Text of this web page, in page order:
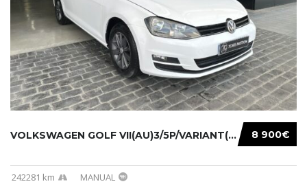
8 900€
VOLKSWAGEN GOLF VII(AU)3/5P/VARIANT(12-16 20...
242281 km MANUAL